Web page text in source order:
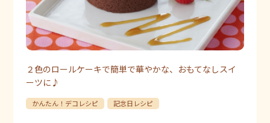
２色のロールケーキで簡単で華やかな、おもてなしスイ
ーツに♪
かんたん！デコレシピ 記念日レシピ